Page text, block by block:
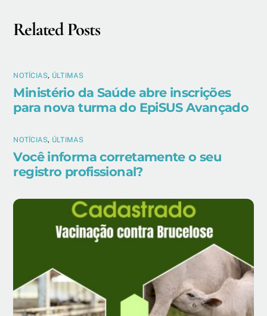
Related Posts
NOTÍCIAS, ÚLTIMAS
Ministério da Saúde abre inscrições
para nova turma do EpiSUS Avançado
NOTÍCIAS, ÚLTIMAS
Você informa corretamente o seu
registro profissional?